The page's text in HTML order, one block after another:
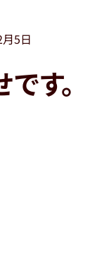
5日
す。